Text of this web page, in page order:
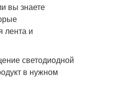
вы знаете
лента и
светодиодной
в нужном